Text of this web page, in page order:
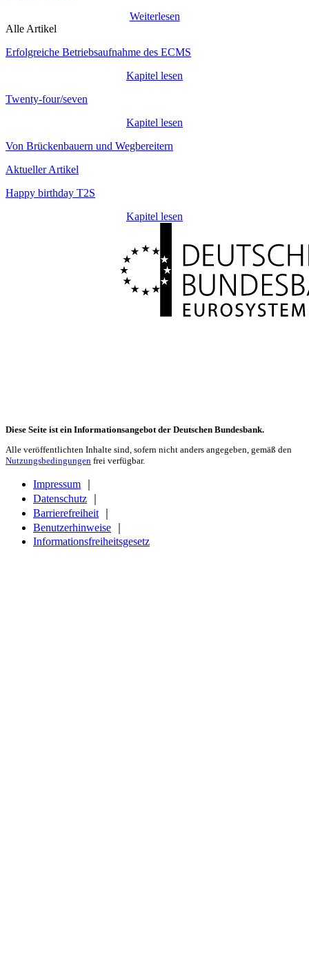
Weiterlesen
Alle Artikel
Erfolgreiche Betriebsaufnahme des ECMS
Kapitel lesen
Twenty-four/seven
Kapitel lesen
Von Brückenbauern und Wegbereitern
Aktueller Artikel
Happy birthday T2S
Kapitel lesen
Diese Seite ist ein Informationsangebot der Deutschen Bundesbank.
Alle veröffentlichten Inhalte sind, sofern nicht anders angegeben, gemäß den
Nutzungsbedingungen frei verfügbar.
Impressum
Datenschutz
Barrierefreiheit
Benutzerhinweise
Informationsfreiheitsgesetz